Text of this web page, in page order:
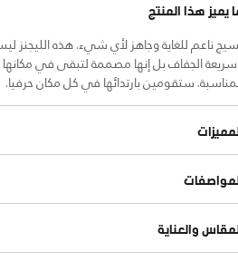
يميز هذا المنتج
ناعم للغاية وجاهز لأي شيء. هذه الليجنز
الجفاف بل إنها مصممة لتبقى في
ستقومين بارتدائها في كل مكان حرفيا.
والعناية